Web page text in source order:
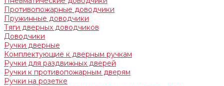
Противопожарные доводчики
Пружинные доводчики
Тяги дверных доводчиков
Доводчики
Ручки дверные
Комплектующие к дверным ручкам
Ручки для раздвижных дверей
Ручки к противопожарным дверям
Ручки на розетке